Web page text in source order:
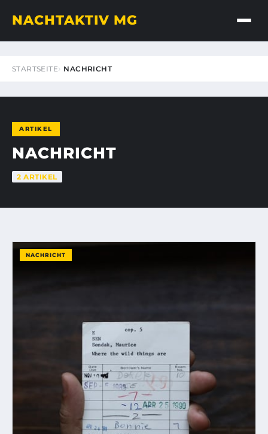
NACHTAKTIV MG
STARTSEITE NACHRICHT
ARTIKEL
NACHRICHT
2 ARTIKEL
NACHRICHT